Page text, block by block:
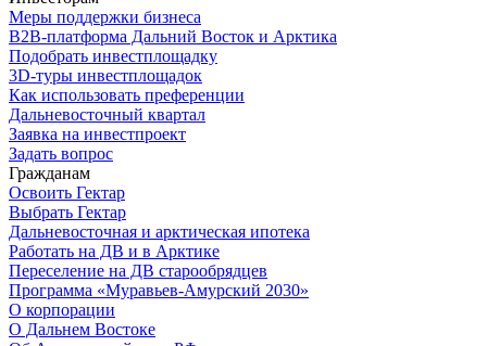
Меры поддержки бизнеса
B2B-платформа Дальний Восток и Арктика
Подобрать инвестплощадку
3D-туры инвестплощадок
Как использовать преференции
Дальневосточный квартал
Заявка на инвестпроект
Задать вопрос
Гражданам
Освоить Гектар
Выбрать Гектар
Дальневосточная и арктическая ипотека
Работать на ДВ и в Арктике
Переселение на ДВ старообрядцев
Программа «Муравьев-Амурский 2030»
О корпорации
О Дальнем Востоке